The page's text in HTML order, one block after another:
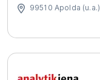
99510 Apolda (u.a.)